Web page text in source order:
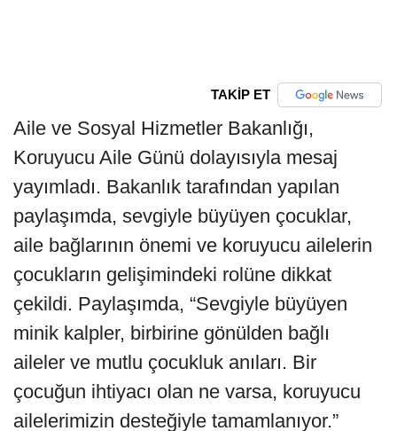
TAKİP ET
Aile ve Sosyal Hizmetler Bakanlığı,
Koruyucu Aile Günü dolayısıyla mesaj
yayımladı. Bakanlık tarafından yapılan
paylaşımda, sevgiyle büyüyen çocuklar,
aile bağlarının önemi ve koruyucu ailelerin
çocukların gelişimindeki rolüne dikkat
çekildi. Paylaşımda, “Sevgiyle büyüyen
minik kalpler, birbirine gönülden bağlı
aileler ve mutlu çocukluk anıları. Bir
çocuğun ihtiyacı olan ne varsa, koruyucu
ailelerimizin desteğiyle tamamlanıyor.”